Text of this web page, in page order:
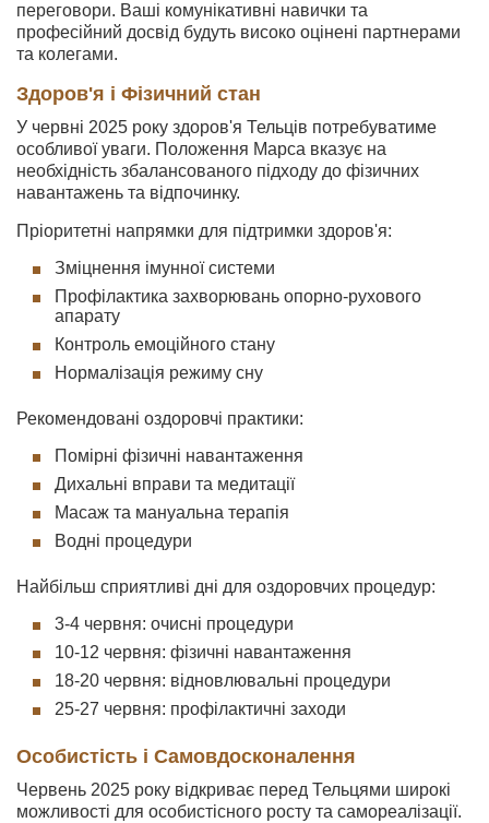
переговори. Ваші комунікативні навички та
професійний досвід будуть високо оцінені партнерами
та колегами.
Здоров'я і Фізичний стан
У червні 2025 року здоров'я Тельців потребуватиме
особливої уваги. Положення Марса вказує на
необхідність збалансованого підходу до фізичних
навантажень та відпочинку.
Пріоритетні напрямки для підтримки здоров'я:
Зміцнення імунної системи
Профілактика захворювань опорно-рухового
апарату
Контроль емоційного стану
Нормалізація режиму сну
Рекомендовані оздоровчі практики:
Помірні фізичні навантаження
Дихальні вправи та медитації
Масаж та мануальна терапія
Водні процедури
Найбільш сприятливі дні для оздоровчих процедур:
3-4 червня: очисні процедури
10-12 червня: фізичні навантаження
18-20 червня: відновлювальні процедури
25-27 червня: профілактичні заходи
Особистість і Самовдосконалення
Червень 2025 року відкриває перед Тельцями широкі
можливості для особистісного росту та самореалізації.